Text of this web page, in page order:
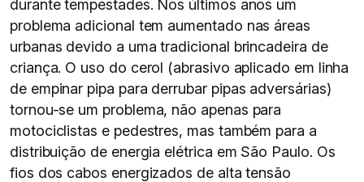
durante tempestades. Nos últimos anos um
problema adicional tem aumentado nas áreas
urbanas devido a uma tradicional brincadeira de
criança. O uso do cerol (abrasivo aplicado em linha
de empinar pipa para derrubar pipas adversárias)
tornou-se um problema, não apenas para
motociclistas e pedestres, mas também para a
distribuição de energia elétrica em São Paulo. Os
fios dos cabos energizados de alta tensão